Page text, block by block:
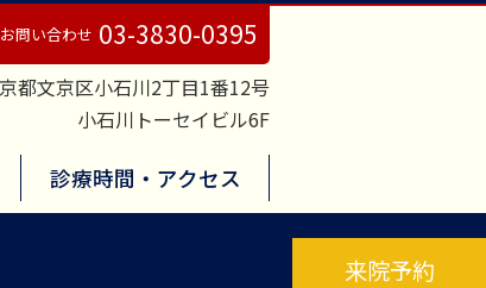
お問い合わせ 03-3830-0395
都文京区小石川2丁目1番12号
小石川トーセイビル6F
診療時間・アクセス
来院予約